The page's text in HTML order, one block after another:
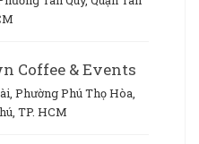
Coffee & Events
Phường Phú Thọ Hòa,
TP. HCM